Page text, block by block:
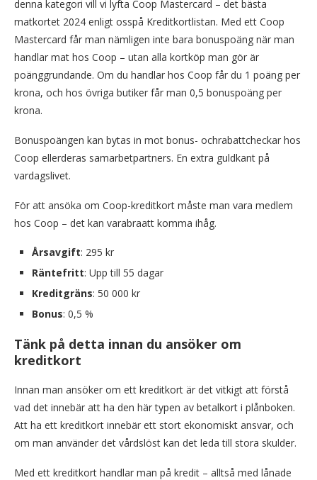
denna kategori vill vi lyfta Coop Mastercard – det bästa
matkortet 2024 enligt osspå Kreditkortlistan. Med ett Coop
Mastercard får man nämligen inte bara bonuspoäng när man
handlar mat hos Coop – utan alla kortköp man gör är
poänggrundande. Om du handlar hos Coop får du 1 poäng per
krona, och hos övriga butiker får man 0,5 bonuspoäng per
krona.
Bonuspoängen kan bytas in mot bonus- ochrabattcheckar hos
Coop ellerderas samarbetpartners. En extra guldkant på
vardagslivet.
För att ansöka om Coop-kreditkort måste man vara medlem
hos Coop – det kan varabraatt komma ihåg.
Årsavgift: 295 kr
Räntefritt: Upp till 55 dagar
Kreditgräns: 50 000 kr
Bonus: 0,5 %
Tänk på detta innan du ansöker om
kreditkort
Innan man ansöker om ett kreditkort är det vitkigt att förstå
vad det innebär att ha den här typen av betalkort i plånboken.
Att ha ett kreditkort innebär ett stort ekonomiskt ansvar, och
om man använder det vårdslöst kan det leda till stora skulder.
Med ett kreditkort handlar man på kredit – alltså med lånade